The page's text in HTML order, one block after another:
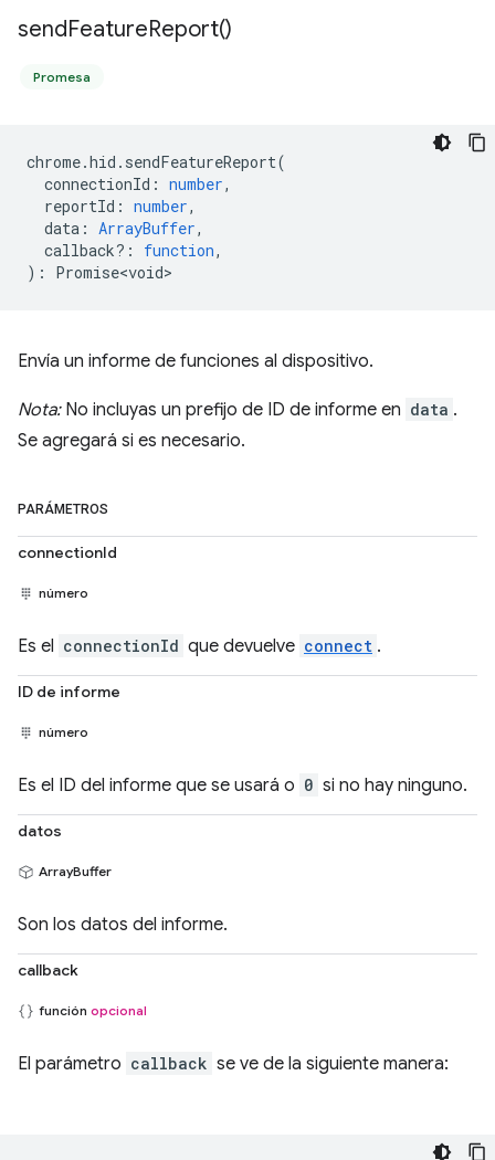
sendFeatureReport()
Promesa
chrome.hid . sendFeatureReport(
connectionId : number,
reportId : number,
data : ArrayBuffer,
callback? : function,
) : Promise<void>
Envía un informe de funciones al dispositivo.
Nota:No incluyas un prefijo de ID de informe en data .
Se agregará si es necesario.
PARÁMETROS
connectionId
número
Es el connectionId que devuelve connect .
ID de informe
número
Es el ID del informe que se usará o 0 si no hay ninguno.
datos
ArrayBuffer
Son los datos del informe.
callback
función opcional
El parámetro callback se ve de la siguiente manera: